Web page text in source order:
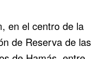
en el centro de la
de Reserva de las